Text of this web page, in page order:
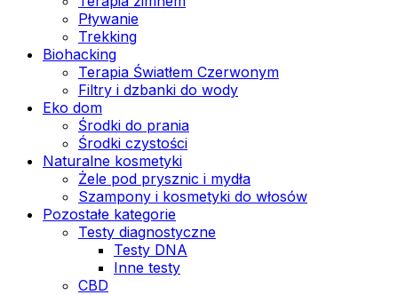
Pływanie
Trekking
Biohacking
Terapia Światłem Czerwonym
Filtry i dzbanki do wody
Eko dom
Środki do prania
Środki czystości
Naturalne kosmetyki
Żele pod prysznic i mydła
Szampony i kosmetyki do włosów
Pozostałe kategorie
Testy diagnostyczne
Testy DNA
Inne testy
CBD